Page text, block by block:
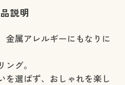
説明
金属アレルギーにもなりに
グ。
を選ばず、おしゃれを楽し